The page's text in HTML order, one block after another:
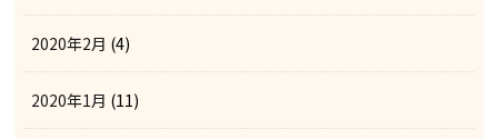
2020年2月 (4)
2020年1月 (11)